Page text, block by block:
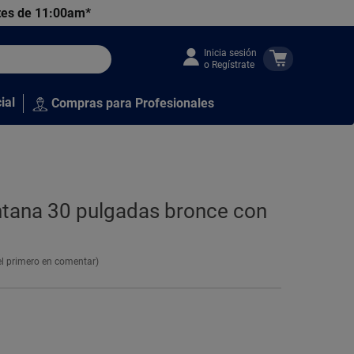
de 11:00am*
Inicia sesión
o Regístrate
Compras para Profesionales
30 pulgadas bronce con
primero en comentar)